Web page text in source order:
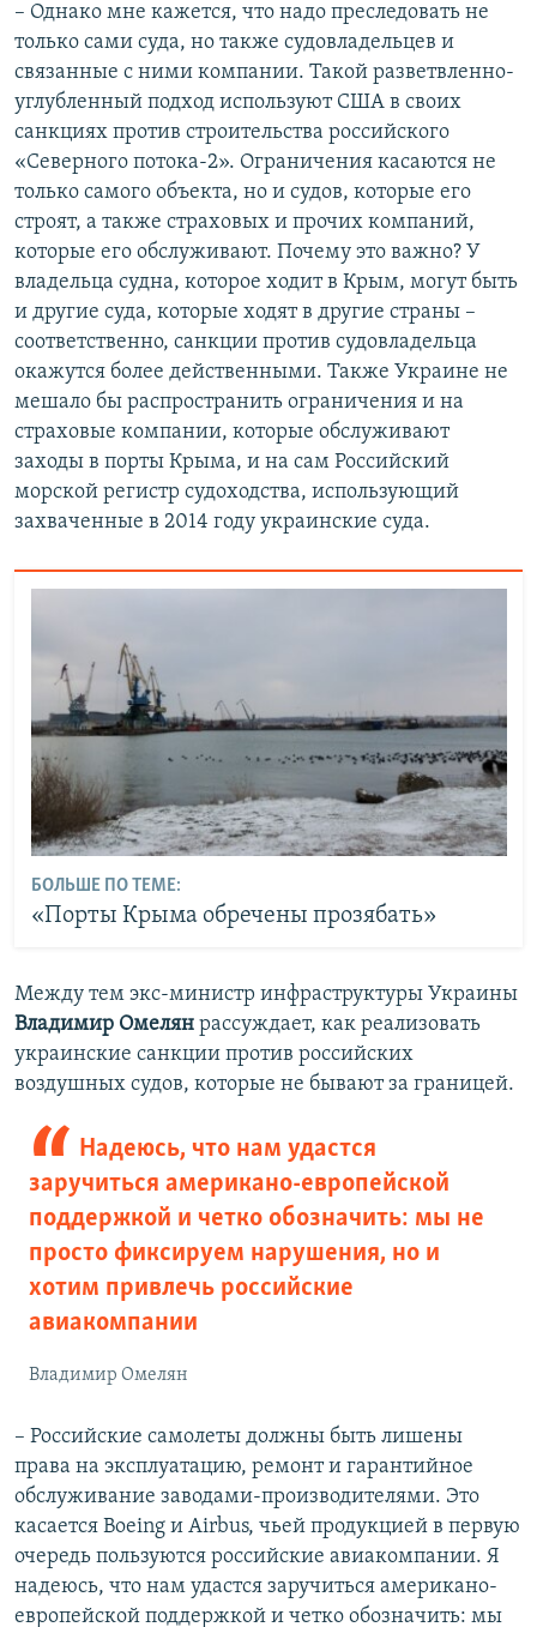
– Однако мне кажется, что надо преследовать не
только сами суда, но также судовладельцев и
связанные с ними компании. Такой разветвленно-
углубленный подход используют США в своих
санкциях против строительства российского
«Северного потока-2». Ограничения касаются не
только самого объекта, но и судов, которые его
строят, а также страховых и прочих компаний,
которые его обслуживают. Почему это важно? У
владельца судна, которое ходит в Крым, могут быть
и другие суда, которые ходят в другие страны –
соответственно, санкции против судовладельца
окажутся более действенными. Также Украине не
мешало бы распространить ограничения и на
страховые компании, которые обслуживают
заходы в порты Крыма, и на сам Российский
морской регистр судоходства, использующий
захваченные в 2014 году украинские суда.
БОЛЬШЕ ПО ТЕМЕ:
«Порты Крыма обречены прозябать»
Между тем экс-министр инфраструктуры Украины
Владимир Омелян рассуждает, как реализовать
украинские санкции против российских
воздушных судов, которые не бывают за границей.
Надеюсь, что нам удастся
заручиться американо-европейской
поддержкой и четко обозначить: мы не
просто фиксируем нарушения, но и
хотим привлечь российские
авиакомпании
Владимир Омелян
– Российские самолеты должны быть лишены
права на эксплуатацию, ремонт и гарантийное
обслуживание заводами-производителями. Это
касается Boeing и Airbus, чьей продукцией в первую
очередь пользуются российские авиакомпании. Я
надеюсь, что нам удастся заручиться американо-
европейской поддержкой и четко обозначить: мы